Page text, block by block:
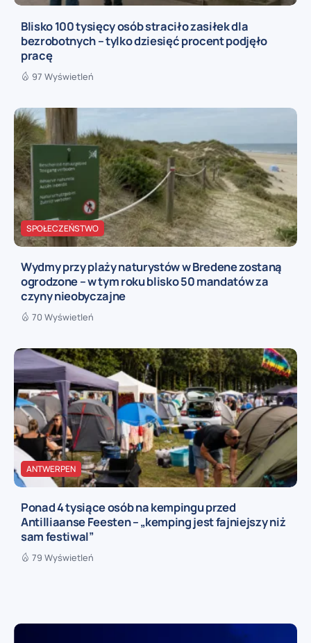
Blisko 100 tysięcy osób straciło zasiłek dla
bezrobotnych – tylko dziesięć procent podjęło
pracę
97 Wyświetleń
SPOŁECZEŃSTWO
Wydmy przy plaży naturystów w Bredene zostaną
ogrodzone – w tym roku blisko 50 mandatów za
czyny nieobyczajne
70 Wyświetleń
ANTWERPEN
Ponad 4 tysiące osób na kempingu przed
Antilliaanse Feesten – „kemping jest fajniejszy niż
sam festiwal”
79 Wyświetleń